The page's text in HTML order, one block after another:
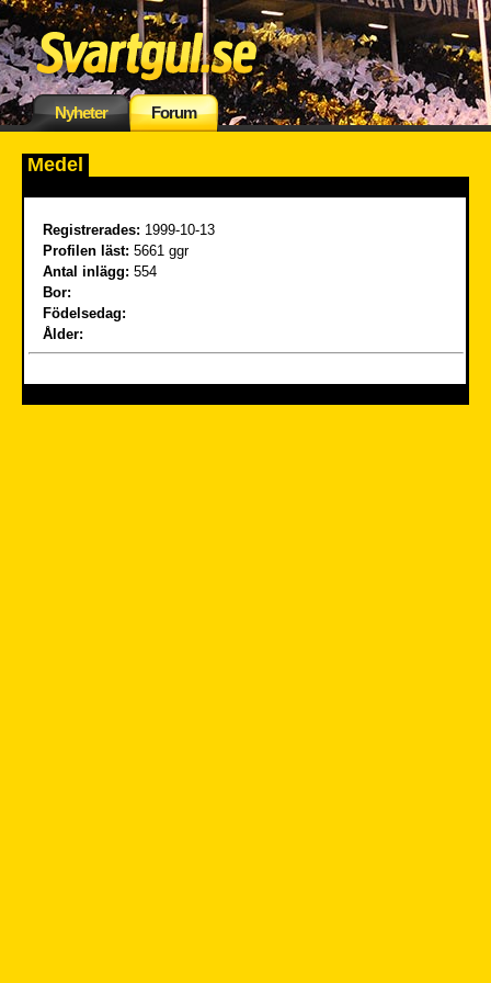
Nyheter Forum
Medel
Registrerades: 1999-10-13
Profilen läst: 5661 ggr
Antal inlägg: 554
Bor:
Födelsedag:
Ålder: